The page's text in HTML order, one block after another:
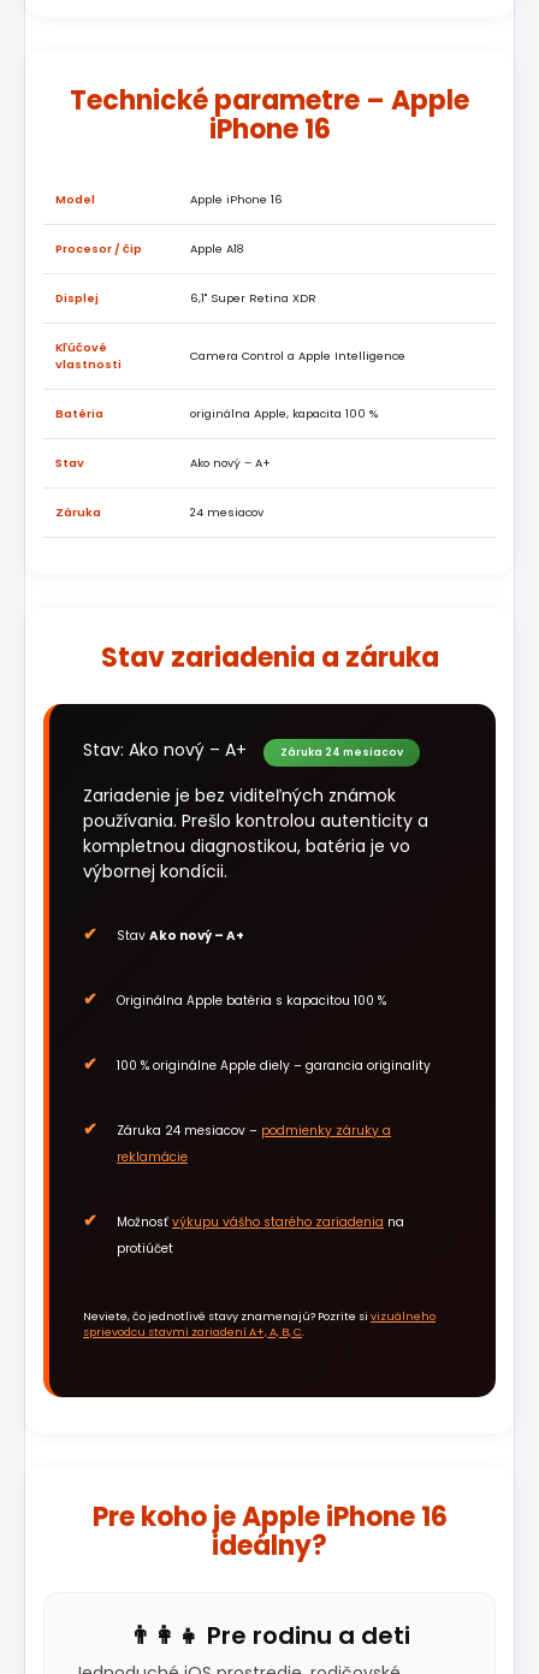
Technické parametre – Apple
iPhone 16
Model Apple iPhone 16
Procesor / čip Apple A18
Displej 6,1" Super Retina XDR
Kľúčové
vlastnosti
Camera Control a Apple Intelligence
Batéria originálna Apple, kapacita 100 %
Stav Ako nový – A+
Záruka 24 mesiacov
Stav zariadenia a záruka
Stav: Ako nový – A+ Záruka 24 mesiacov
Zariadenie je bez viditeľných známok
používania. Prešlo kontrolou autenticity a
kompletnou diagnostikou, batéria je vo
výbornej kondícii.
Stav Ako nový – A+
Originálna Apple batéria s kapacitou 100 %
100 % originálne Apple diely – garancia originality
Záruka 24 mesiacov – podmienky záruky a
reklamácie
Možnosť výkupu vášho starého zariadenia na
protiúčet
Neviete, čo jednotlivé stavy znamenajú? Pozrite si vizuálneho
sprievodcu stavmi zariadení A+, A, B, C.
Pre koho je Apple iPhone 16
ideálny?
👨‍👩‍👧 Pre rodinu a deti